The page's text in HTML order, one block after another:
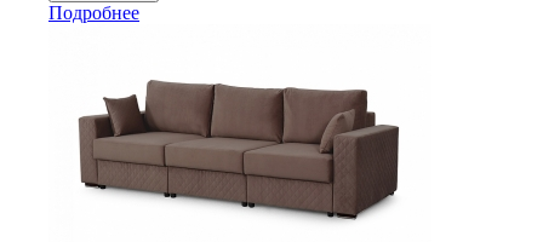
Подробнее